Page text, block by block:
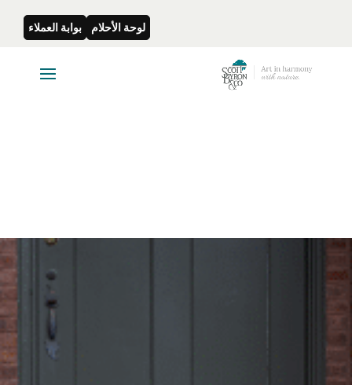
لوحة الأحلام بوابة العملاء